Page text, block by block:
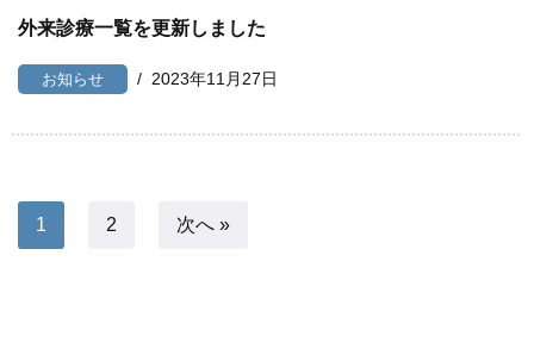
外来診療一覧を更新しました
お知らせ 2023年11月27日
1 2 次へ »